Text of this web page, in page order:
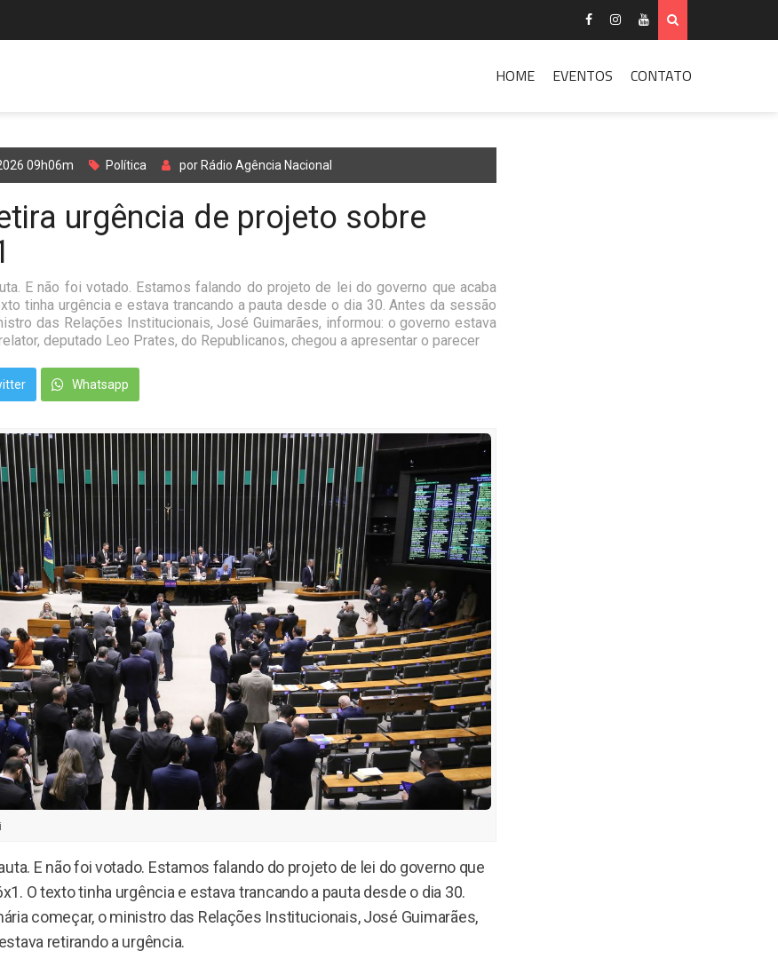
HOME EVENTOS CONTATO
09h06m Política por Rádio Agência Nacional
urgência de projeto sobre
E não foi votado. Estamos falando do projeto de lei do governo que acaba
tinha urgência e estava trancando a pauta desde o dia 30. Antes da sessão
das Relações Institucionais, José Guimarães, informou: o governo estava
deputado Leo Prates, do Republicanos, chegou a apresentar o parecer
Whatsapp
E não foi votado. Estamos falando do projeto de lei do governo que
O texto tinha urgência e estava trancando a pauta desde o dia 30.
começar, o ministro das Relações Institucionais, José Guimarães,
retirando a urgência.